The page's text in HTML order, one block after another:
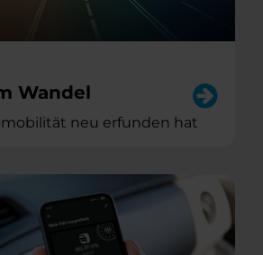
Wandel
neu erfunden hat